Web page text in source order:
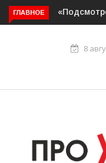
ГЛАВНОЕ
8